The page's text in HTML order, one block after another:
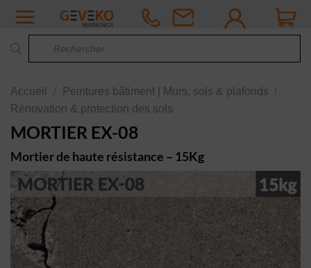
Passer
contenu
Accueil Peintures bâtiment | Murs, sols & plafonds
Rénovation & protection des sols
MORTIER EX-08
Mortier de haute résistance – 15Kg